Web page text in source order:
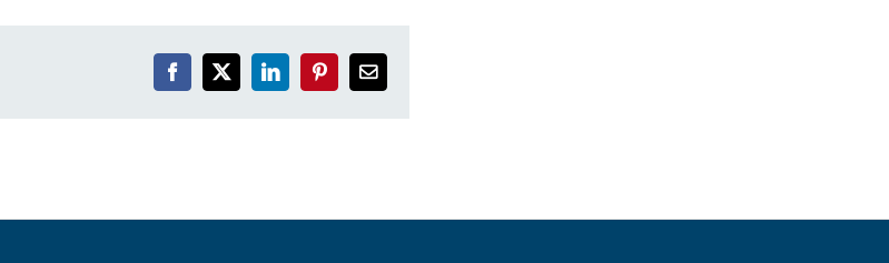
Facebook
X LinkedInPinterestEmail